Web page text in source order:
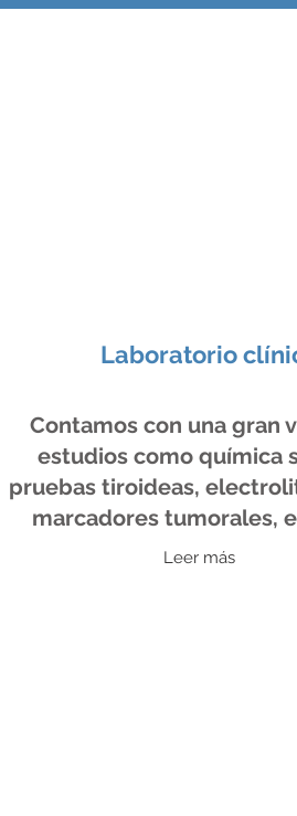
Laboratorio
Contamos con una gran
estudios como química
pruebas tiroideas,
marcadores tumorales,
Leer más